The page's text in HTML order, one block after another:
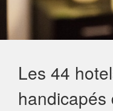
Les 44